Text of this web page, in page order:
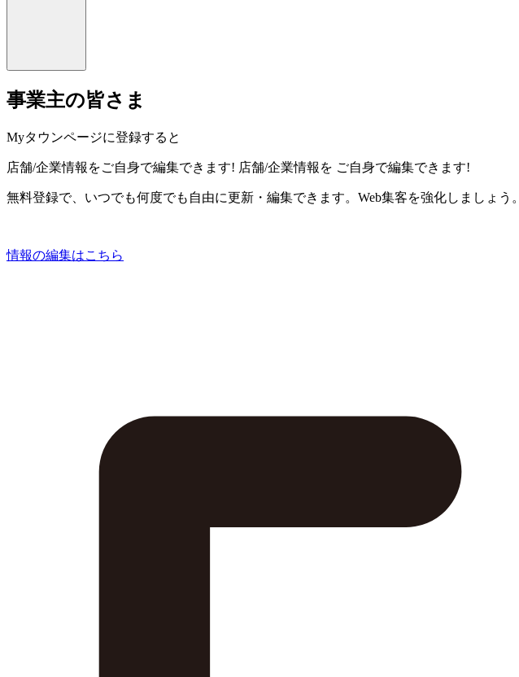
事業主の皆さま
Myタウンページに登録すると
店舗/企業情報をご自身で編集できます! 店舗/企業情報を ご自身で編集できます!
無料登録で、いつでも何度でも自由に更新・編集できます。Web集客を強化しましょう。
情報の編集はこちら